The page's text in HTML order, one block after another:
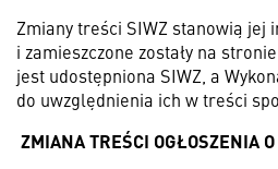
Zmiany treści SIWZ stanowią jej
i zamieszczone zostały na
jest udostępniona SIWZ, a
do uwzględnienia ich w treści
ZMIANA TREŚCI OGŁOSZENIA